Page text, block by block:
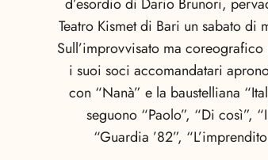
Teatro Kismet di Bari un sabato di
Sull’improvvisato ma
i suoi soci accomandatari
con “Nanà” e la baustelliana
seguono “Paolo”, “Di così”,
“Guardia ’82”,